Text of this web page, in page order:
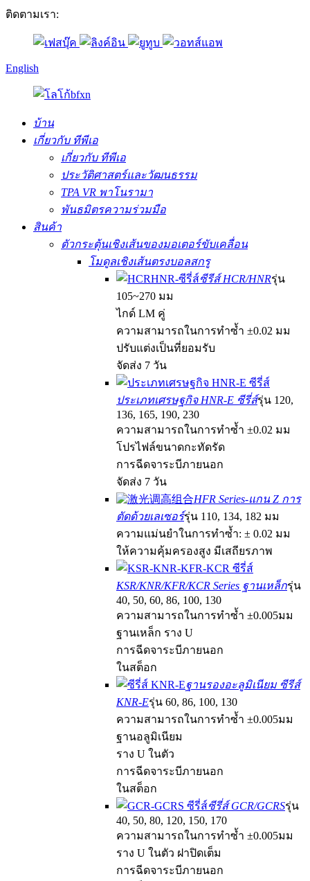
ติดตามเรา:
English
บ้าน
เกี่ยวกับ ทีพีเอ
เกี่ยวกับ ทีพีเอ
ประวัติศาสตร์และวัฒนธรรม
TPA VR พาโนรามา
พันธมิตรความร่วมมือ
สินค้า
ตัวกระตุ้นเชิงเส้นของมอเตอร์ขับเคลื่อน
โมดูลเชิงเส้นตรงบอลสกรู
ซีรีส์ HCR/HNRรุ่น
105~270 มม
ไกด์ LM คู่
ความสามารถในการทำซ้ำ ±0.02 มม
ปรับแต่งเป็นที่ยอมรับ
จัดส่ง 7 วัน
ประเภทเศรษฐกิจ HNR-E ซีรี่ส์รุ่น 120,
136, 165, 190, 230
ความสามารถในการทำซ้ำ ±0.02 มม
โปรไฟล์ขนาดกะทัดรัด
การฉีดจาระบีภายนอก
จัดส่ง 7 วัน
HFR Series-แกน Z การ
ตัดด้วยเลเซอร์รุ่น 110, 134, 182 มม
ความแม่นยำในการทำซ้ำ: ± 0.02 มม
ให้ความคุ้มครองสูง มีเสถียรภาพ
KSR/KNR/KFR/KCR Series ฐานเหล็กรุ่น
40, 50, 60, 86, 100, 130
ความสามารถในการทำซ้ำ ±0.005มม
ฐานเหล็ก ราง U
การฉีดจาระบีภายนอก
ในสต็อก
ฐานรองอะลูมิเนียม ซีรีส์
KNR-Eรุ่น 60, 86, 100, 130
ความสามารถในการทำซ้ำ ±0.005มม
ฐานอลูมิเนียม
ราง U ในตัว
การฉีดจาระบีภายนอก
ในสต็อก
ซีรี่ส์ GCR/GCRSรุ่น
40, 50, 80, 120, 150, 170
ความสามารถในการทำซ้ำ ±0.005มม
ราง U ในตัว ฝาปิดเต็ม
การฉีดจาระบีภายนอก